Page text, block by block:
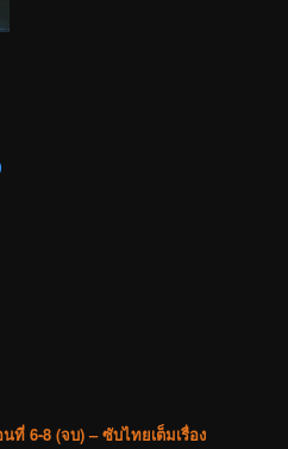
ที่ 6-8 (จบ) – ซับไทยเต็มเรื่อง